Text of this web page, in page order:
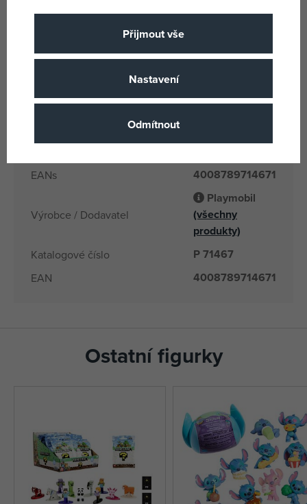
Pohlaví Pro holky i kluky
Materiál Plast
Název podskupiny zboži Playmobil
EANs 4008789714671
Výrobce / Dodavatel
Playmobil
(všechny
produkty)
Katalogové číslo P 71467
EAN 4008789714671
Ostatní figurky
Přijmout vše
Nastavení
Odmítnout